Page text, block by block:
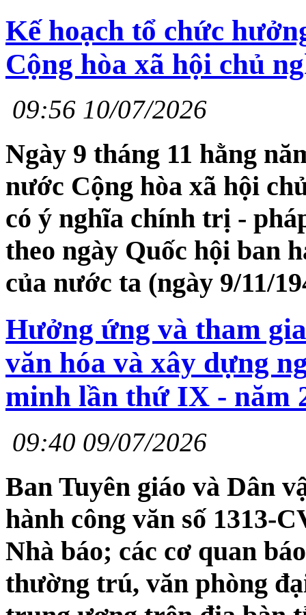
Kế hoạch tổ chức
Cộng hòa xã hội chủ
09:56 10/07/2026
Ngày 9 tháng 11 hằng
nước Cộng hòa xã hội
có ý nghĩa chính trị -
theo ngày Quốc hội ban
của nước ta (ngày 9/11/
Hưởng ứng và tham
văn hóa và xây dựng
minh lần thứ IX - năm
09:40 09/07/2026
Ban Tuyên giáo và Dân
hành công văn số 1313-
Nhà báo; các cơ quan
thường trú, văn phòng